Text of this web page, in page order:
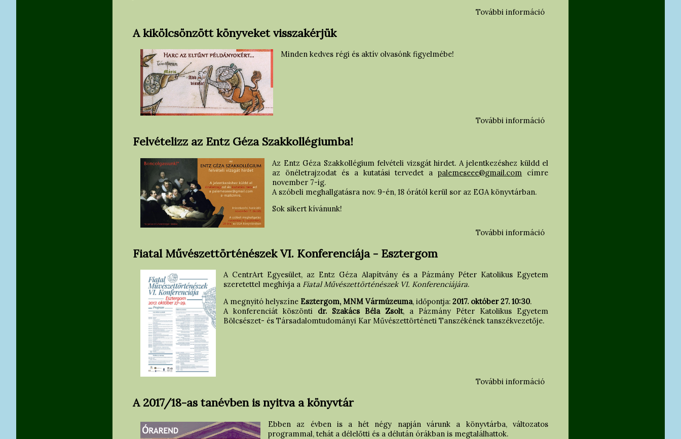
További információ
A kikölcsönzött könyveket visszakérjük
Minden kedves régi és aktív olvasónk figyelmébe!
További információ
Felvételizz az Entz Géza Szakkollégiumba!
Az Entz Géza Szakkollégium felvételi vizsgát hirdet. A jelentkezéshez küldd el
az önéletrajzodat és a kutatási tervedet apalemeseee@gmail.com címre
november 7-ig.
A szóbeli meghallgatásra nov. 9-én, 18 órától kerül sor az EGA könyvtárban.
Sok sikert kívánunk!
További információ
Fiatal Művészettörténészek VI. Konferenciája - Esztergom
A CentrArt Egyesület, az Entz Géza Alapítvány és a Pázmány Péter Katolikus Egyetem
szeretettel meghívja a Fiatal Művészettörténészek VI. Konferenciájára.
A megnyitó helyszíne Esztergom, MNM Vármúzeuma, időpontja: 2017. október 27. 10:30.
A konferenciát köszönti dr. Szakács Béla Zsolt, a Pázmány Péter Katolikus Egyetem
Bölcsészet- és Társadalomtudományi Kar Művészettörténeti Tanszékének tanszékvezetője.
További információ
A 2017/18-as tanévben is nyitva a könyvtár
Ebben az évben is a hét négy napján várunk a könyvtárba, változatos
programmal, tehát a délelőtti és a délután órákban is megtalálhattok.